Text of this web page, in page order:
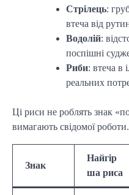
Стрілець:
втеча від
Водолій:
поспішні
Риби: втеча в
реальних
Ці риси не роблять знак
вимагають свідомої роботи.
Знак
Найгір
ша риса